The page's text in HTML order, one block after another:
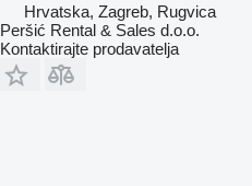
Hrvatska, Zagreb, Rugvica
Peršić Rental & Sales d.o.o.
Kontaktirajte prodavatelja